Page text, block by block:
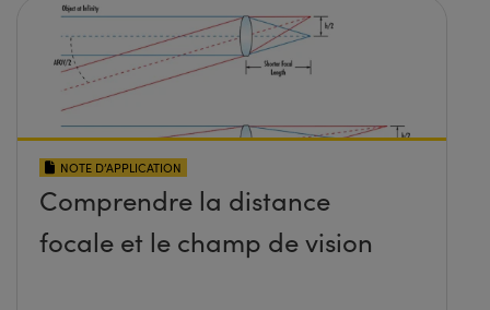
NOTE D’APPLICATION
Comprendre la distance
focale et le champ de vision